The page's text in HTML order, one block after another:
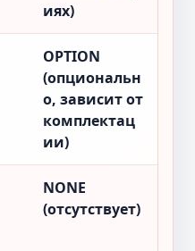
иях)
OPTION
(опциональн
о, зависит от
комплектац
ии)
NONE
(отсутствует)